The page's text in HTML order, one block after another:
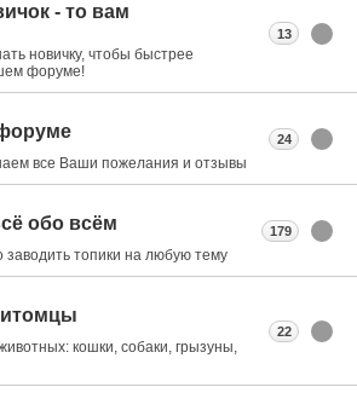
- то вам
новичку, чтобы быстрее
форуме!
13
все Ваши пожелания и отзывы
24
обо всём
топики на любую тему
179
кошки, собаки, грызуны,
22